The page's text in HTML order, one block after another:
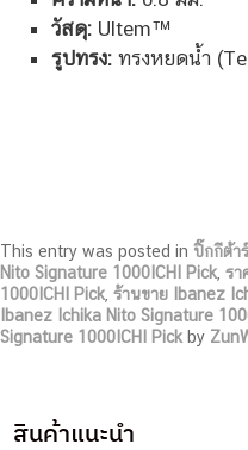
วัสดุ:Ultem™
รูปทรง:ทรงหยดน้ำ
This entry was posted in ปิ๊กกีต้า
Nito Signature 1000ICHI Pick รา
1000ICHI Pick ร้านขาย Ibanez
Ibanez Ichika Nito Signature
Signature 1000ICHI Pick by
สินค้าแนะนำ